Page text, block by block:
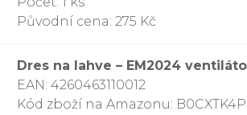
Původní cena: 275 Kč
Dres na lahve – EM2024
EAN: 4260463110012
Kód zboží na Amazonu: